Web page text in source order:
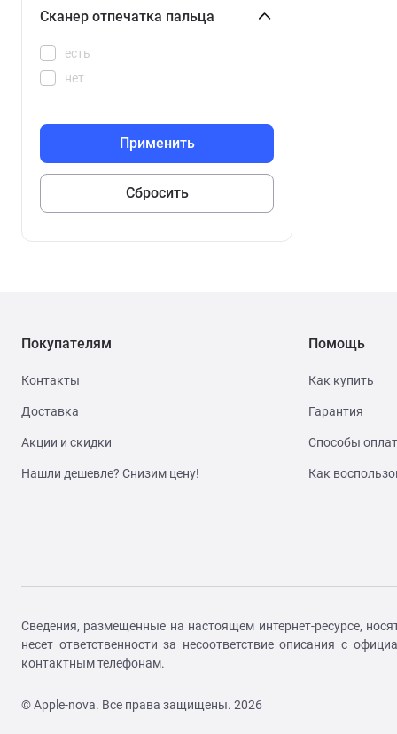
Сканер отпечатка пальца
есть
нет
Покупателям
Контакты
Доставка
Акции и скидки
Нашли дешевле? Снизим цену!
Помощь
Как купить
Гарантия
Способы
Как
Сведения, размещенные на настоящем интернет-ресурсе,
несет ответственности за несоответствие описания с
контактным телефонам.
© Apple-nova. Все права защищены. 2026